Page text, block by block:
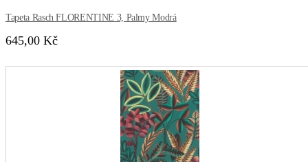
Tapeta Rasch FLORENTINE 3, Palmy Modrá
645,00 Kč